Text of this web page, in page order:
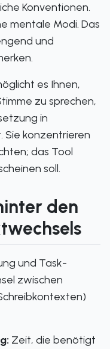
Konventionen.
mentale Modi. Das
und
es Ihnen,
zu sprechen,
in
Sie konzentrieren
das Tool
soll.
den
und Task-
zwischen
Zeit, die benötigt